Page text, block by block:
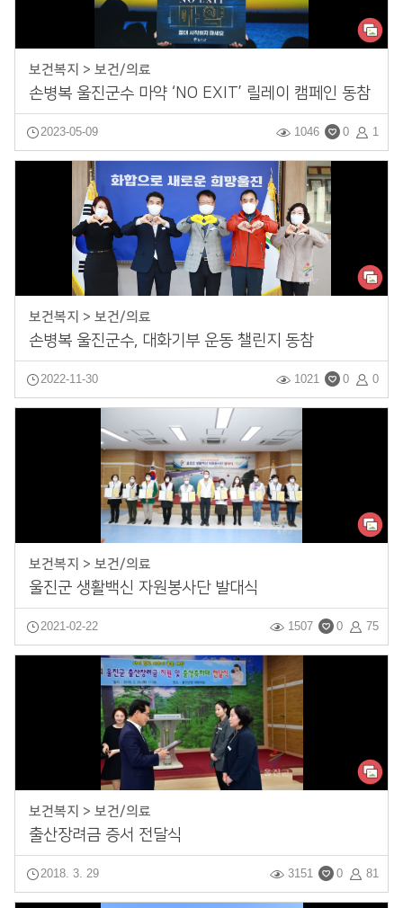
보건복지 > 보건/의료
손병복 울진군수 마약 ‘NO EXIT’ 릴레이 캠페인 동참
2023-05-09 1
0
1046
보건복지 > 보건/의료
손병복 울진군수, 대화기부 운동 챌린지 동참
2022-11-30 0
0
1021
보건복지 > 보건/의료
울진군 생활백신 자원봉사단 발대식
2021-02-22 75
0
1507
보건복지 > 보건/의료
출산장려금 증서 전달식
2018. 3. 29 81
0
3151